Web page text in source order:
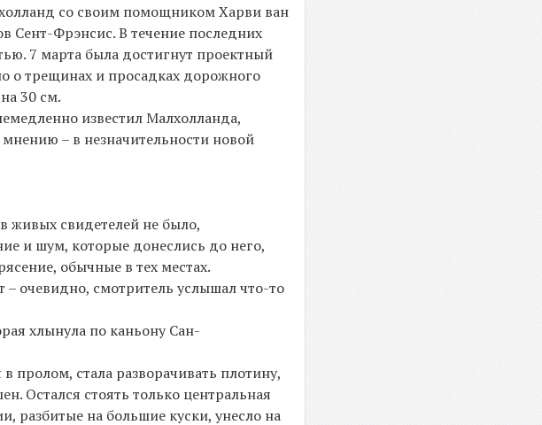
со своим помощником Харви ван
Сент-Фрэнсис. В течение последних
7 марта была достигнут проектный
о трещинах и просадках дорожного
30 см.
известил Малхолланда,
– в незначительности новой
живых свидетелей не было,
и шум, которые донеслись до него,
обычные в тех местах.
очевидно, смотритель услышал что-то
хлынула по каньону Сан-
пролом, стала разворачивать плотину,
Остался стоять только центральная
разбитые на большие куски, унесло на